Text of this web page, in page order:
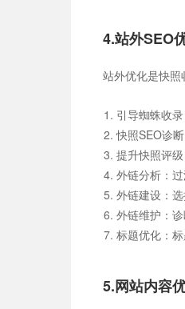
4.站外SEO
站外优化是快
引导蜘蛛收
快照SEO诊
提升快照评
外链分析：
外链建设：
外链维护：
标题优化：
5.网站内容